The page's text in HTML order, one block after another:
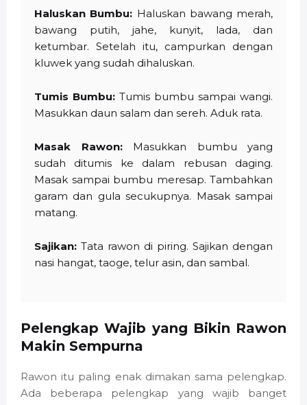
Haluskan Bumbu: Haluskan bawang merah,
bawang putih, jahe, kunyit, lada, dan
ketumbar. Setelah itu, campurkan dengan
kluwek yang sudah dihaluskan.
Tumis Bumbu: Tumis bumbu sampai wangi.
Masukkan daun salam dan sereh. Aduk rata.
Masak Rawon:Masukkan bumbu yang
sudah ditumis ke dalam rebusan daging.
Masak sampai bumbu meresap. Tambahkan
garam dan gula secukupnya. Masak sampai
matang.
Sajikan: Tata rawon di piring. Sajikan dengan
nasi hangat, taoge, telur asin, dan sambal.
Pelengkap Wajib yang Bikin Rawon
Makin Sempurna
Rawon itu paling enak dimakan sama pelengkap.
Ada beberapa pelengkap yang wajib banget